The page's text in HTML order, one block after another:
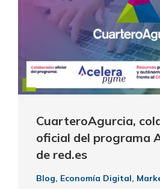
CuarteroAgurcia,
oficial del programa
de red.es
Blog, Economía Digital,